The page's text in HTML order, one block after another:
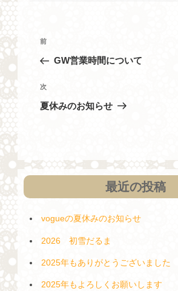
投
ビ
ゲ
ン
過
去
投
前
GW営業時間について
次
の
次
夏休みのお知らせ
最近の投稿
vogueの夏休みのお知らせ
2026 初雪だるま
2025年もありがとうございました
2025年もよろしくお願いします